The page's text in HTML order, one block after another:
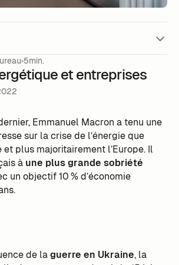
5min.
et entreprises
Emmanuel Macron a tenu une
sur la crise de l’énergie que
plus majoritairement l’Europe. Il
à une plus grande sobriété
un objectif 10 % d’économie
de laguerre en Ukraine, la